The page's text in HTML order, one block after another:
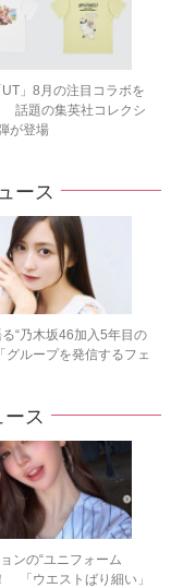
」8月の注目コラボを
話題の集英社コレクシ
が登場
ース
“乃木坂46加入5年目の
ループを発信するフェ
ス
ンの“ユニフォーム
「ウエストばり細い」